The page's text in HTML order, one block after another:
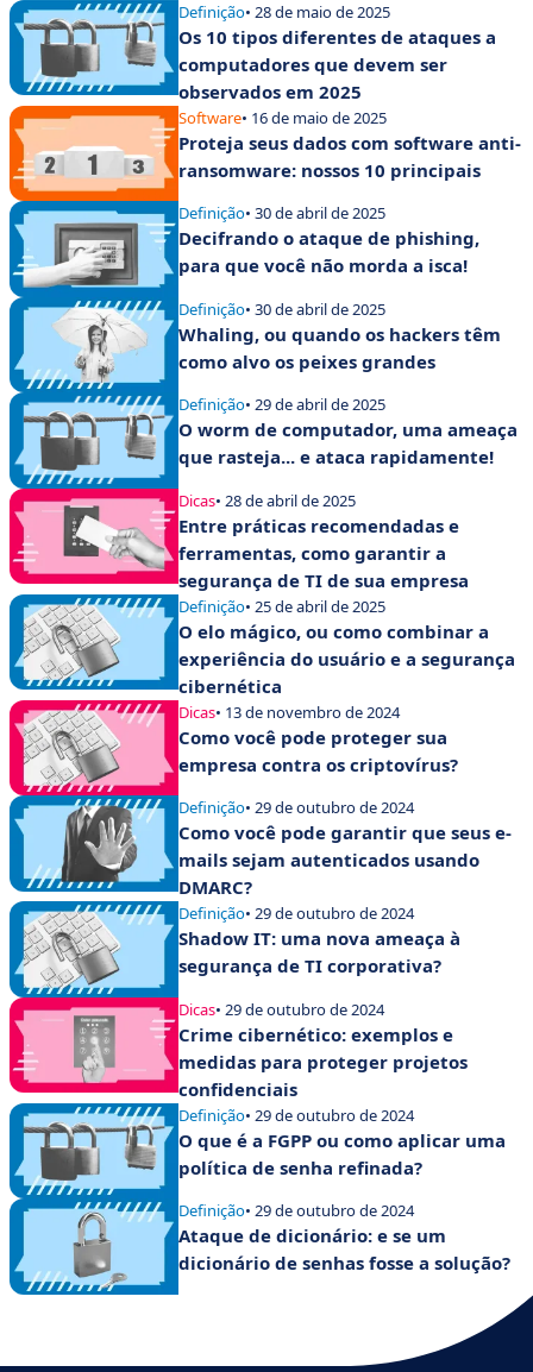
Definição• 28 de maio de 2025
Os 10 tipos diferentes de ataques a
computadores que devem ser
observados em 2025
Software• 16 de maio de 2025
Proteja seus dados com software anti-
ransomware: nossos 10 principais
Definição• 30 de abril de 2025
Decifrando o ataque de phishing,
para que você não morda a isca!
Definição• 30 de abril de 2025
Whaling, ou quando os hackers têm
como alvo os peixes grandes
Definição• 29 de abril de 2025
O worm de computador, uma ameaça
que rasteja... e ataca rapidamente!
Dicas• 28 de abril de 2025
Entre práticas recomendadas e
ferramentas, como garantir a
segurança de TI de sua empresa
Definição• 25 de abril de 2025
O elo mágico, ou como combinar a
experiência do usuário e a segurança
cibernética
Dicas• 13 de novembro de 2024
Como você pode proteger sua
empresa contra os criptovírus?
Definição• 29 de outubro de 2024
Como você pode garantir que seus e-
mails sejam autenticados usando
DMARC?
Definição• 29 de outubro de 2024
Shadow IT: uma nova ameaça à
segurança de TI corporativa?
Dicas• 29 de outubro de 2024
Crime cibernético: exemplos e
medidas para proteger projetos
confidenciais
Definição• 29 de outubro de 2024
O que é a FGPP ou como aplicar uma
política de senha refinada?
Definição• 29 de outubro de 2024
Ataque de dicionário: e se um
dicionário de senhas fosse a solução?